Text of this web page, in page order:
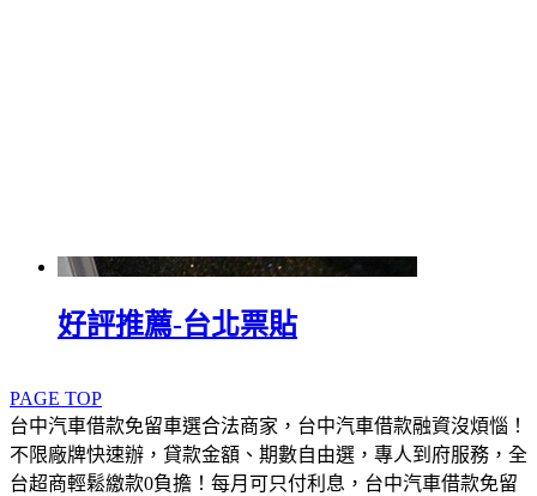
好評推薦-台北票貼
PAGE TOP
台中汽車借款免留車選合法商家，台中汽車借款融資沒煩惱！
不限廠牌快速辦，貸款金額、期數自由選，專人到府服務，全
台超商輕鬆繳款0負擔！每月可只付利息，台中汽車借款免留